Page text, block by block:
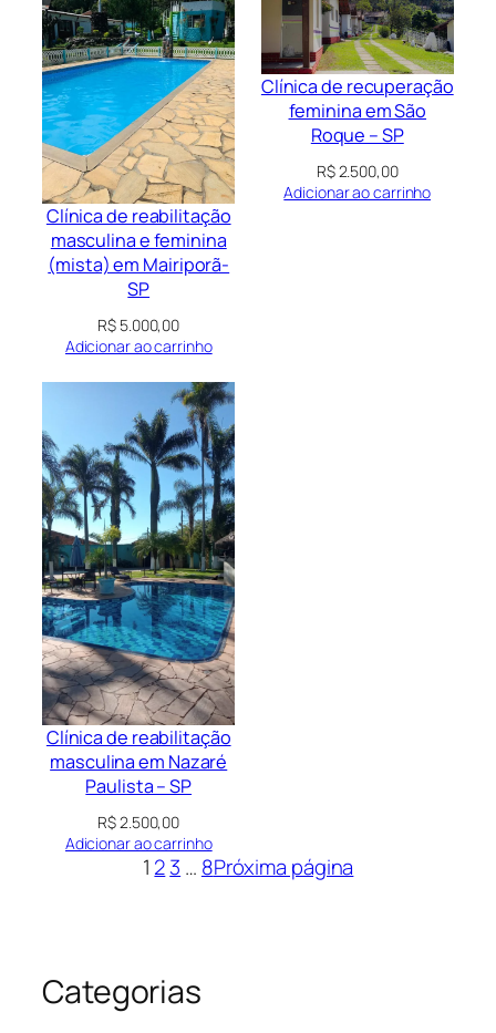
Clínica de reabilitação
masculina e feminina
(mista) em Mairiporã-
SP
R$ 5.000,00
Adicionar ao carrinho
Clínica de recuperação
feminina em São
Roque – SP
R$2.500,00
Adicionar ao carrinho
Clínica de reabilitação
masculina em Nazaré
Paulista – SP
R$2.500,00
Adicionar ao carrinho
1 23 … 8Próxima página
Categorias